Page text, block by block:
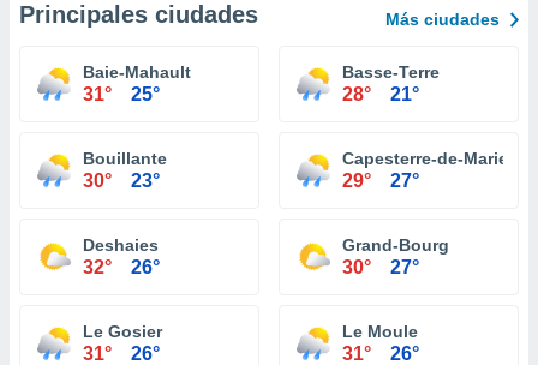
Principales ciudades Más ciudades
Baie-Mahault
31° 25°
Basse-Terre
28° 21°
Bouillante
30° 23°
Capesterre-de-Marie-
29° 27°
Deshaies
32° 26°
Grand-Bourg
30° 27°
Le Gosier
31° 26°
Le Moule
31° 26°